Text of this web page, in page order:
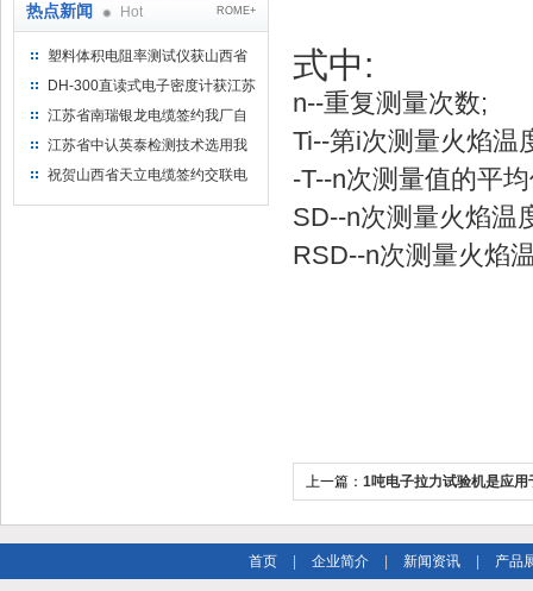
热点新闻 Hot ROME+
塑料体积电阻率测试仪获山西省
水利机械厂选用
DH-300直读式电子密度计获江苏
省苏州市安信塑业选用
江苏省南瑞银龙电缆签约我厂自
然换气老化箱等电缆检测设备
江苏省中认英泰检测技术选用我
厂自然换气老化试验箱
祝贺山西省天立电缆签约交联电
式中:
n--重复测量次数;
Ti--第i次测量火焰温
-T--n次测量值的平
SD--n次测量火焰
RSD--n次测量火焰
上一篇： 1吨电子拉力试验机是应用
首页 企业简介 新闻资讯 产品